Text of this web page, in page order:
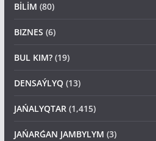
BİLİM (80)
BIZNES (6)
BUL KIM?(19)
DENSAÝLYQ(13)
JAŃALYQTAR(1,415)
JAŃARǴAN JAMBYLYM (3)